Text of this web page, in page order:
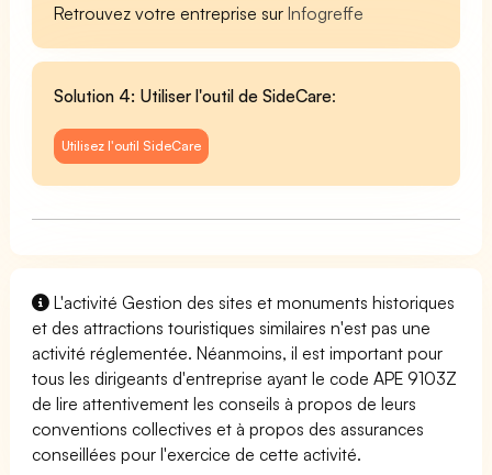
Retrouvez votre entreprise surInfogreffe
Solution 4: Utiliser l'outil de SideCare:
Utilisez l'outil SideCare
L'activité Gestion des sites et monuments historiques
et des attractions touristiques similaires n'est pas une
activité réglementée. Néanmoins, il est important pour
tous les dirigeants d'entreprise ayant le code APE 9103Z
de lire attentivement les conseils à propos de leurs
conventions collectives et à propos des assurances
conseillées pour l'exercice de cette activité.